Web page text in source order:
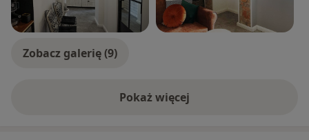
publikacji Fundacji Kwiat Kobiecości „Poradnik
onkologiczny – wsparcie w chorobie nowotworowej
dla pacjentek z oddziałów ginekologii i ginekologii
Dlaczego dietetyka onkologiczna? Ponieważ uważam,
Zobacz galerię (9)
Pokaż więcejo doświadczeniu